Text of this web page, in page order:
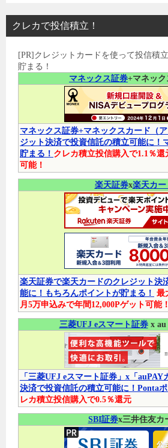
クレカで投信積立！
[PR]クレジットカードを使って投信積
貯まる！
マネックス証券+マネック
マネックス証券+マネックスカード（
ジット決済で投資信託の積立可能に！
貯まる！ クレカ積立投信購入で1.1％還
可能！
楽天証券x楽天カー
楽天証券で楽天カードのクレジット決
能に！もちろんポイントが貯まる！ 最
月5万申込みで年間12,000Pゲット可能！
三菱UFJ eスマート証券x au
「三菱UFJ eスマート証券」x「auPAY
決済で投資信託の積立可能に！Ponta
レカ積立投信購入で0.5％還元
SBI証券x三井住友カ